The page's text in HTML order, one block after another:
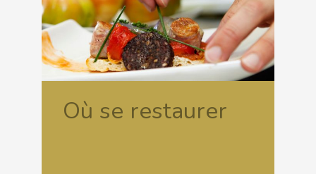
Où se restaurer